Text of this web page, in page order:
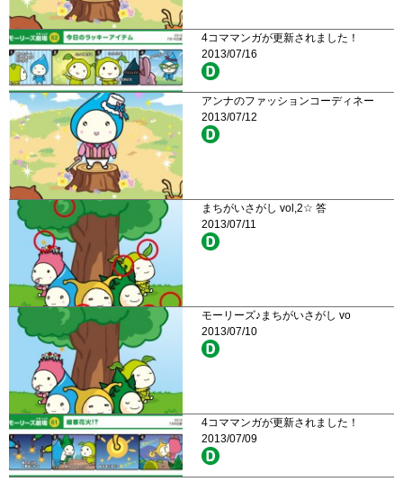
4コママンガが更新されました！
2013/07/16
アンナのファッションコーディネー
2013/07/12
まちがいさがし vol,2☆ 答
2013/07/11
モーリーズ♪まちがいさがし vo
2013/07/10
4コママンガが更新されました！
2013/07/09